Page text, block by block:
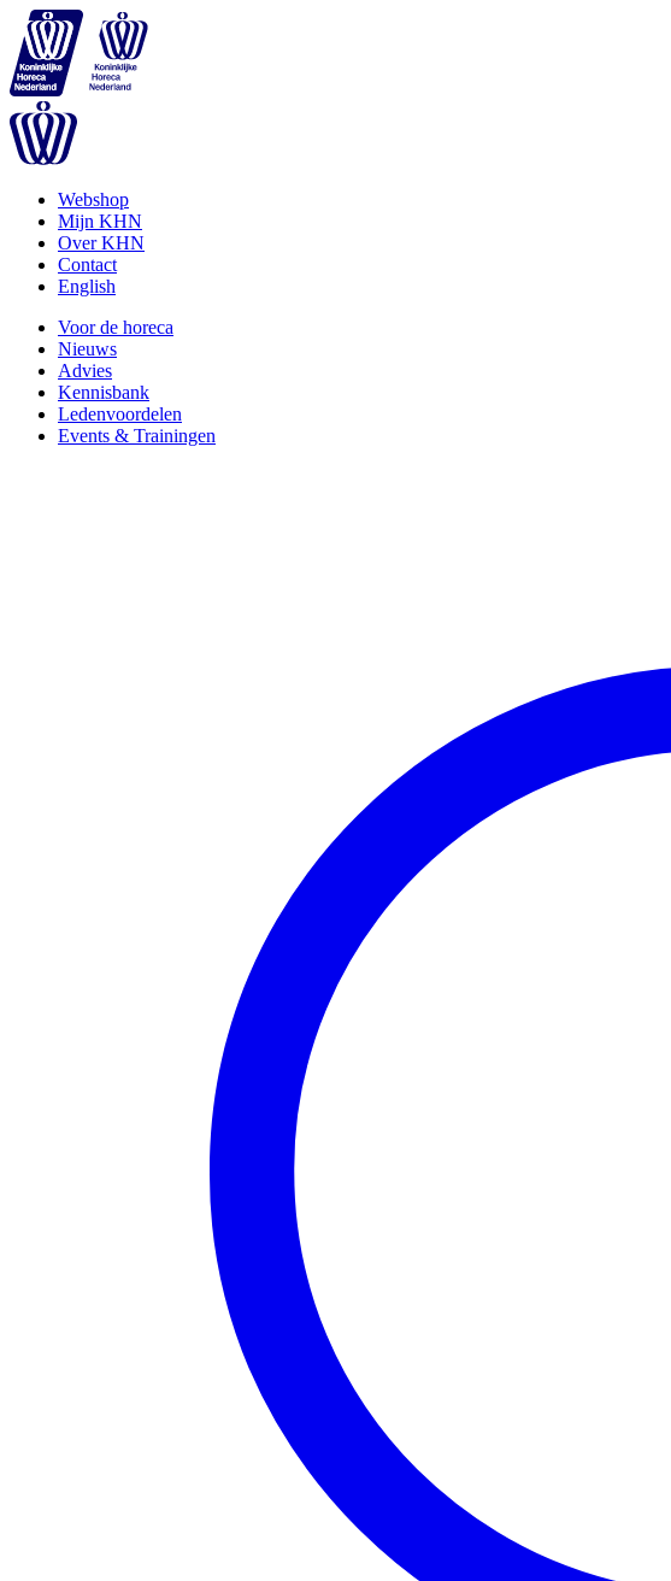
Webshop
Mijn KHN
Over KHN
Contact
English
Voor de horeca
Nieuws
Advies
Kennisbank
Ledenvoordelen
Events & Trainingen